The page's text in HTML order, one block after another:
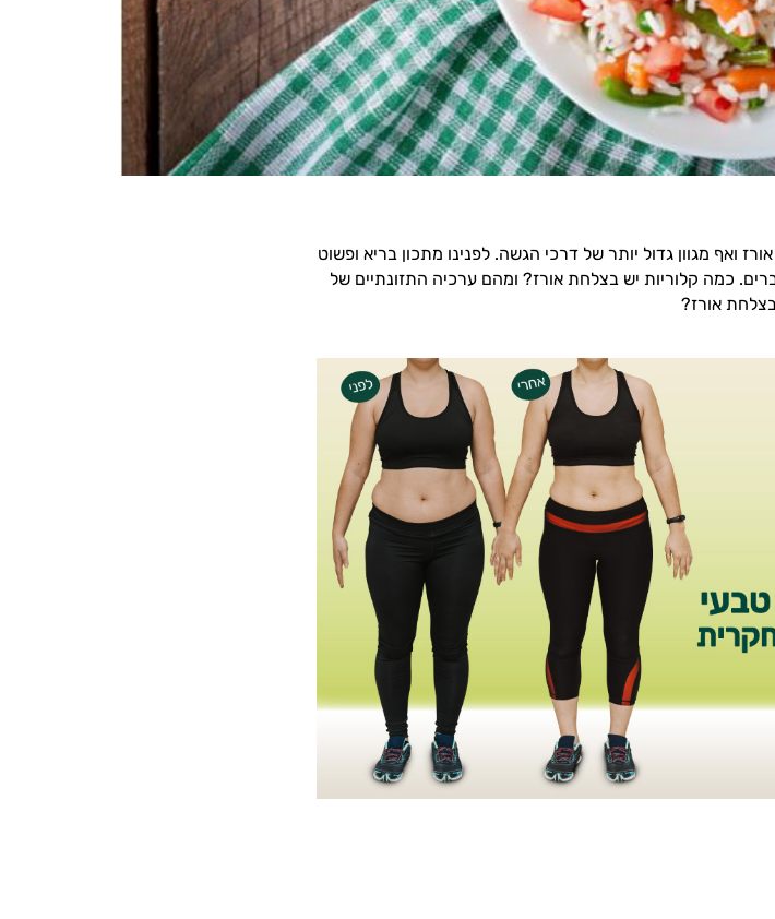
ואף מגוון גדול יותר של דרכי הגשה. לפנינו מתכון בריא ופשוט
כמה קלוריות יש בצלחת אורז? ומהם ערכיה התזונתיים של
אורז?